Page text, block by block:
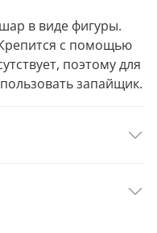
в виде фигуры.
с помощью
поэтому для
запайщик.